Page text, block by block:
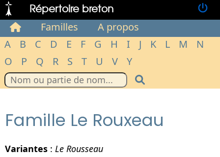
Répertoire breton
Familles
A propos
A
B C D E F G H I J K L M
N
O
P Q R S T U V Y
Famille Le Rouxeau
Variantes : Le Rousseau